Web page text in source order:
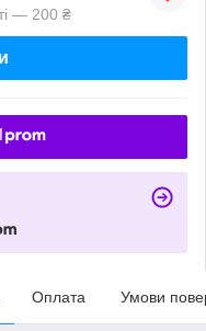
— 200 ₴
Оплата Умови